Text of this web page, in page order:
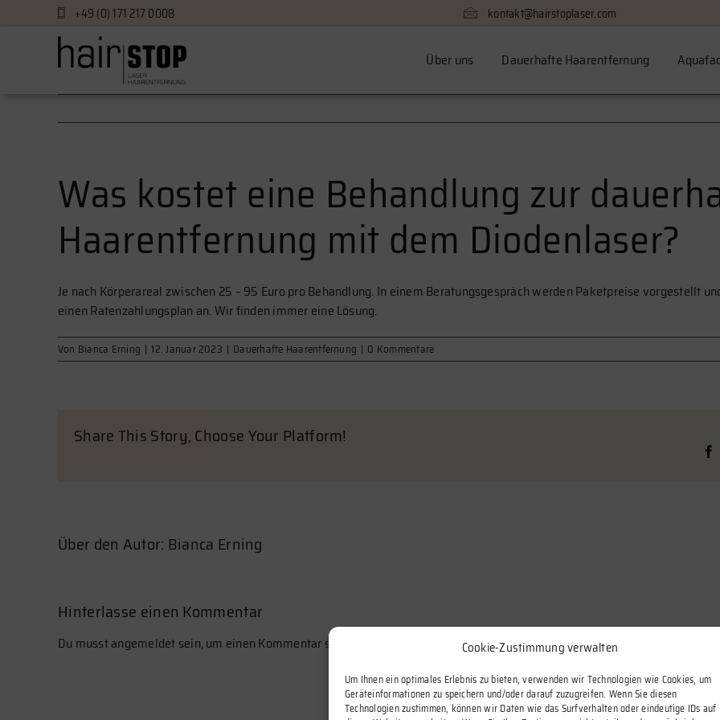
Cookie-Zustimmung verwalten
Um Ihnen ein optimales Erlebnis zu bieten, verwenden wir Technologien wie Cookies, um
Geräteinformationen zu speichern und/oder darauf zuzugreifen. Wenn Sie diesen
Technologien zustimmen, können wir Daten wie das Surfverhalten oder eindeutige IDs auf
+49 (0) 171 217 0008 kontakt@hairstoplaser.com
Über uns Dauerhafte Haarentfernung
Was kostet eine Behandlung zur
Haarentfernung mit dem Diodenlaser?
Je nach Körperareal zwischen 25 – 95 Euro pro Behandlung. In einem Beratungsgespräch werden Paketpreise vorgestellt
einen Ratenzahlungsplan an. Wir finden immer eine Lösung.
Von Bianca Erning | 12. Januar 2023 | Dauerhafte Haarentfernung | 0 Kommentare
Share This Story, Choose Your Platform!
Über den Autor: Bianca Erning
Hinterlasse einen Kommentar
Du musstangemeldet sein, um einen Kommentar schreiben zu können.